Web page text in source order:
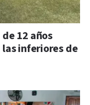
12 años
inferiores de